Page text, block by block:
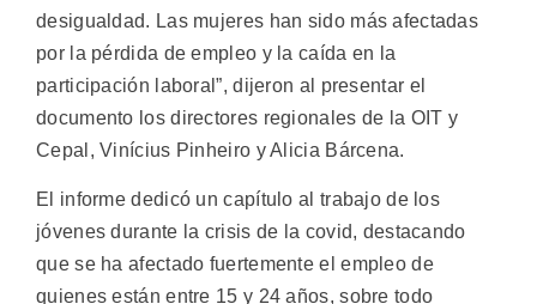
desigualdad. Las mujeres han sido más afectadas
por la pérdida de empleo y la caída en la
participación laboral”, dijeron al presentar el
documento los directores regionales de la OIT y
Cepal, Vinícius Pinheiro y Alicia Bárcena.
El informe dedicó un capítulo al trabajo de los
jóvenes durante la crisis de la covid, destacando
que se ha afectado fuertemente el empleo de
quienes están entre 15 y 24 años, sobre todo